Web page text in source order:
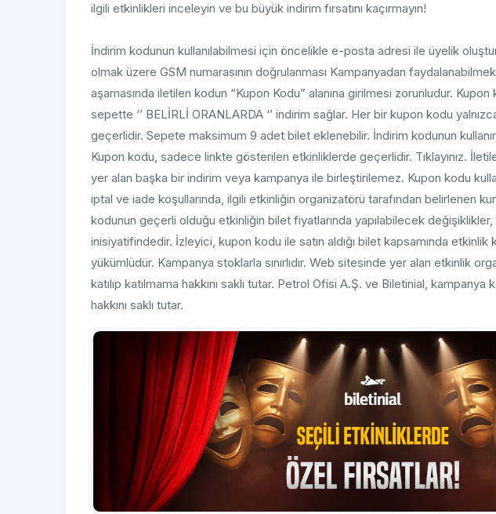
ilgili etkinlikleri inceleyin ve bu büyük indirim fırsatını kaçırmayın!
İndirim kodunun kullanılabilmesi için öncelikle e-posta adresi ile üyelik
olmak üzere GSM numarasının doğrulanması Kampanyadan
aşamasında iletilen kodun “Kupon Kodu” alanına girilmesi zorunludur.
sepette ‘’ BELİRLİ ORANLARDA ‘’ indirim sağlar. Her bir kupon kodu
geçerlidir. Sepete maksimum 9 adet bilet eklenebilir. İndirim kodunun kullanım
Kupon kodu, sadece linkte gösterilen etkinliklerde geçerlidir. Tıklayınız.
yer alan başka bir indirim veya kampanya ile birleştirilemez. Kupon kodu
iptal ve iade koşullarında, ilgili etkinliğin organizatörü tarafından belirlenen
kodunun geçerli olduğu etkinliğin bilet fiyatlarında yapılabilecek
inisiyatifindedir. İzleyici, kupon kodu ile satın aldığı bilet kapsamında etkinlik
yükümlüdür. Kampanya stoklarla sınırlıdır. Web sitesinde yer alan etkinlik
katılıp katılmama hakkını saklı tutar. Petrol Ofisi A.Ş. ve Biletinial, kampanya
hakkını saklı tutar.